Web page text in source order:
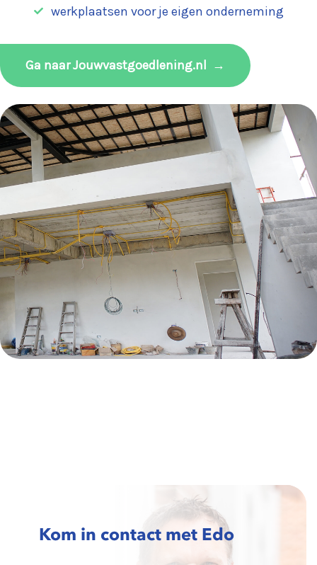
werkplaatsen voor je eigen onderneming
Ga naar Jouwvastgoedlening.nl →
Kom in contact met Edo